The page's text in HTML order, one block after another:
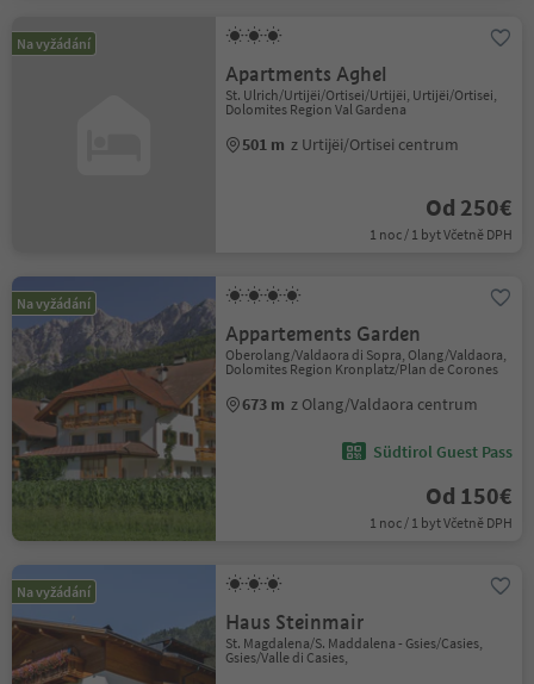
Na vyžádání
Apartments Aghel
St. Ulrich/Urtijëi/Ortisei/Urtijëi, Urtijëi/Ortisei,
Dolomites Region Val Gardena
501 m z Urtijëi/Ortisei centrum
Od 250€
1 noc / 1 byt Včetně DPH
Na vyžádání
Appartements Garden
Oberolang/Valdaora di Sopra, Olang/Valdaora,
Dolomites Region Kronplatz/Plan de Corones
673 m z Olang/Valdaora centrum
Südtirol Guest Pass
Od 150€
1 noc / 1 byt Včetně DPH
Na vyžádání
Haus Steinmair
St. Magdalena/S. Maddalena - Gsies/Casies,
Gsies/Valle di Casies,